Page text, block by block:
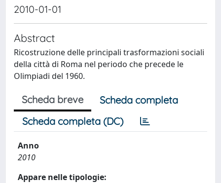
2010-01-01
Abstract
Ricostruzione delle principali trasformazioni sociali
della città di Roma nel periodo che precede le
Olimpiadi del 1960.
Scheda breve
Scheda completa
Scheda completa (DC)
Anno
2010
Appare nelle tipologie: